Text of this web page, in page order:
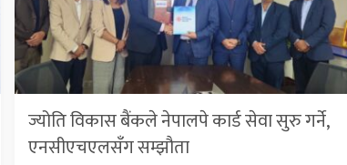
ज्योति विकास बैंकले नेपालपे कार्ड सेवा सुरु गर्ने,
एनसीएचएलसँग सम्झौता